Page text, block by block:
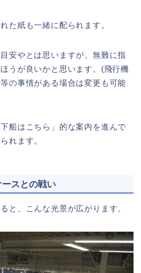
た紙も一緒に配られます。
安やとは思いますが、無難に指
うが良いかと思います。 (飛行機
の事情がある場合は変更も可能
船はこちら」的な案内を進んで
れます。
スとの戦い
と、こんな光景が広がります。